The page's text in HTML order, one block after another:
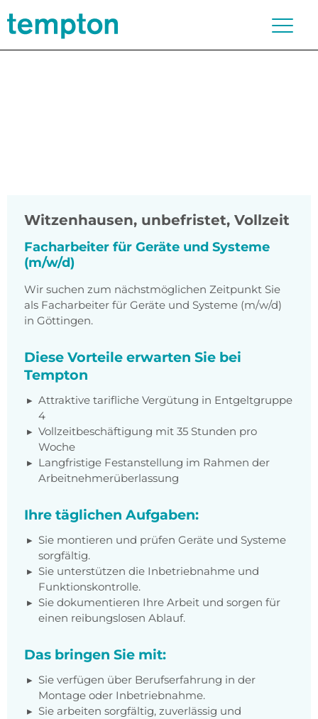
Witzenhausen, unbefristet, Vollzeit
Facharbeiter für Geräte und Systeme
(m/w/d)
Wir suchen zum nächstmöglichen Zeitpunkt Sie
als Facharbeiter für Geräte und Systeme (m/w/d)
in Göttingen.
Diese Vorteile erwarten Sie bei
Tempton
Attraktive tarifliche Vergütung in Entgeltgruppe
4
Vollzeitbeschäftigung mit 35 Stunden pro
Woche
Langfristige Festanstellung im Rahmen der
Arbeitnehmerüberlassung
Ihre täglichen Aufgaben:
Sie montieren und prüfen Geräte und Systeme
sorgfältig.
Sie unterstützen die Inbetriebnahme und
Funktionskontrolle.
Sie dokumentieren Ihre Arbeit und sorgen für
einen reibungslosen Ablauf.
Das bringen Sie mit:
Sie verfügen über Berufserfahrung in der
Montage oder Inbetriebnahme.
Sie arbeiten sorgfältig, zuverlässig und